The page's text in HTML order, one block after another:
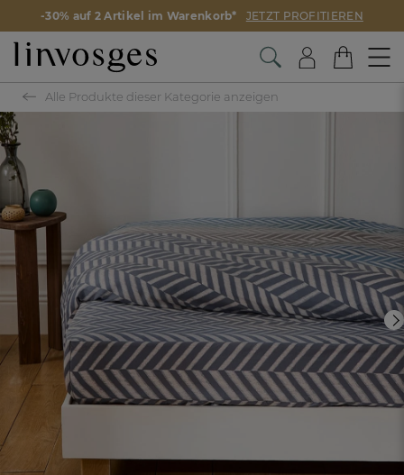
-30% auf 2 Artikel im Warenkorb* JETZT PROFITIEREN
Alle Produkte dieser Kategorie anzeigen